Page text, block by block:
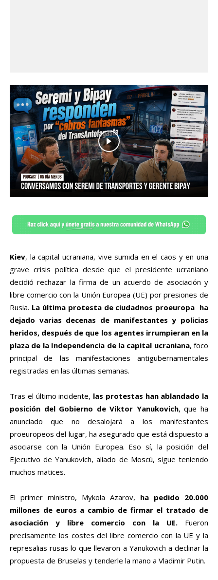
Kiev, la capital ucraniana, vive sumida en el caos y en una
grave crisis política desde que el presidente ucraniano
decidió rechazar la firma de un acuerdo de asociación y
libre comercio con la Unión Europea (UE) por presiones de
Rusia. La última protesta de ciudadnos proeuropa ha
dejado varias decenas de manifestantes y policias
heridos, después de que los agentes irrumpieran en la
plaza de la Independencia de la capital ucraniana, foco
principal de las manifestaciones antigubernamentales
registradas en las últimas semanas.
Tras el último incidente, las protestas han ablandado la
posición del Gobierno de Viktor Yanukovich, que ha
anunciado que no desalojará a los manifestantes
proeuropeos del lugar, ha asegurado que está dispuesto a
asociarse con la Unión Europea. Eso sí, la posición del
Ejecutivo de Yanukovich, aliado de Moscú, sigue teniendo
muchos matices.
El primer ministro, Mykola Azarov, ha pedido 20.000
millones de euros a cambio de firmar el tratado de
asociación y libre comercio con la UE. Fueron
precisamente los costes del libre comercio con la UE y la
represalias rusas lo que llevaron a Yanukovich a declinar la
propuesta de Bruselas y tenderle la mano a Vladimir Putin.